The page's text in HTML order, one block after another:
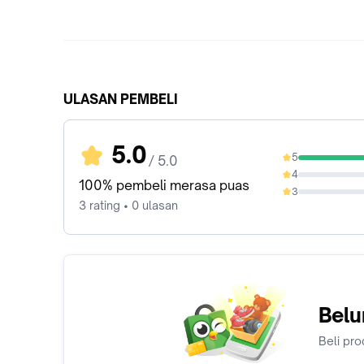
ULASAN PEMBELI
5.0 / 5.0
100% pembeli merasa puas
3 rating • 0 ulasan
5
100%
4
0%
3
0%
Beli